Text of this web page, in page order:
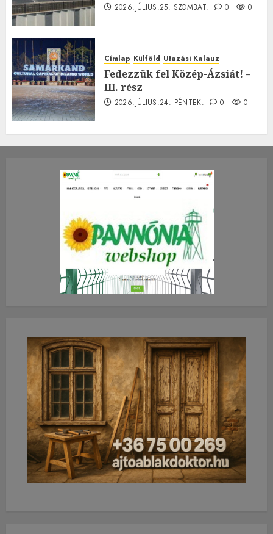
2026.JÚLIUS.25. SZOMBAT. 0 0
Címlap Külföld Utazási Kalauz
Fedezzük fel Közép-Ázsiát! –
III. rész
2026.JÚLIUS.24. PÉNTEK. 0 0